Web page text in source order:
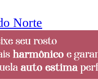
Norte